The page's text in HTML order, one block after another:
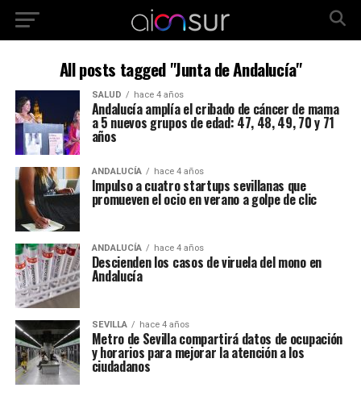
All posts tagged "Junta de Andalucía"
SALUD hace 4 años
Andalucía amplía el cribado de cáncer de mama
a 5 nuevos grupos de edad: 47, 48, 49, 70 y 71
años
ANDALUCÍA hace 4 años
Impulso a cuatro startups sevillanas que
promueven el ocio en verano a golpe de clic
ANDALUCÍA hace 4 años
Descienden los casos de viruela del mono en
Andalucía
SEVILLA hace 4 años
Metro de Sevilla compartirá datos de ocupación
y horarios para mejorar la atención a los
ciudadanos